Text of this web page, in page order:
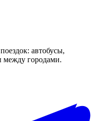
автобусы,
между городами.